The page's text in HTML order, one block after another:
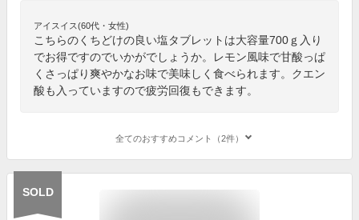
アイスイス(60代・女性)
こちらのくちどけの良い塩タブレットは大容量700ｇ入り
でお得ですのでいかがでしょうか。レモン風味で甘酸っぱ
くさっぱり爽やかなお味で美味しく食べられます。クエン
酸も入っていますので疲労回復もできます。
全てのおすすめコメント（2件）
SOLD